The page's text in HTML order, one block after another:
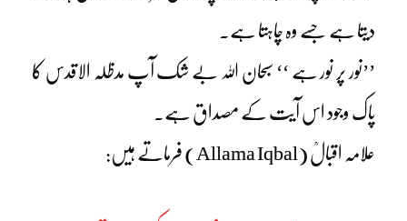
دیتا ہے جسے وہ چاہتا ہے۔
’’نور پر نور ہے ‘‘ سبحان اللہ بے شک آپ مدظلہ الاقدس کا
پاک وجود اس آیت کے مصداق ہے۔
علامہ اقبالؒ (Allama Iqbal) فرماتے ہیں: